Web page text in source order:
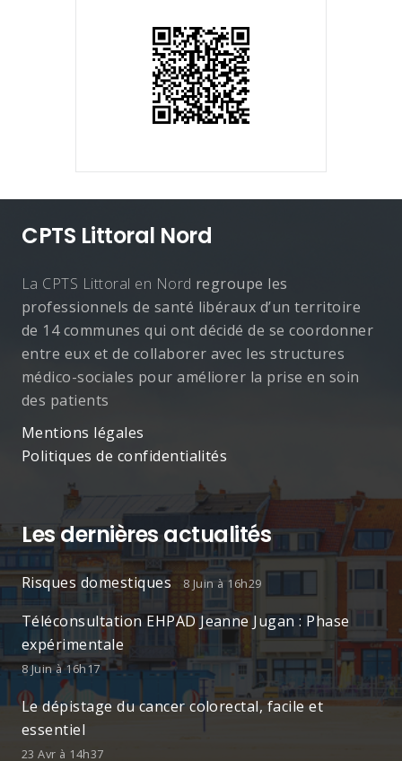
CPTS Littoral Nord
La CPTS Littoral en Nord regroupe les
professionnels de santé libéraux d’un territoire
de 14 communes qui ont décidé de se coordonner
entre eux et de collaborer avec les structures
médico-sociales pour améliorer la prise en soin
des patients
Mentions légales
Politiques de confidentialités
Les dernières actualités
Risques domestiques 8 Juin à 16h29
Téléconsultation EHPAD Jeanne Jugan : Phase
expérimentale
8 Juin à 16h17
Le dépistage du cancer colorectal, facile et
essentiel
23 Avr à 14h37